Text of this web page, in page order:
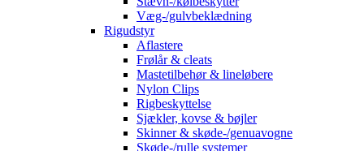
Væg-/gulvbeklædning
Rigudstyr
Aflastere
Frølår & cleats
Mastetilbehør & lineløbere
Nylon Clips
Rigbeskyttelse
Sjækler, kovse & bøjler
Skinner & skøde-/genuavogne
Skøde-/rulle systemer